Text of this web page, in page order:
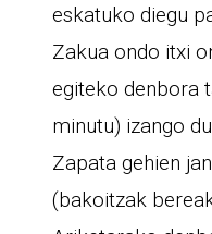
eskatuko diegu
Zakua ondo itxi
egiteko denbora
minutu) izango
Zapata gehien
(bakoitzak